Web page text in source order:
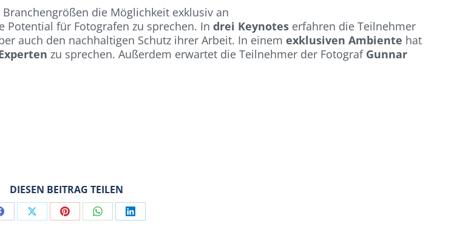
Branchengrößen die Möglichkeit exklusiv an
Potential für Fotografen zu sprechen. Indrei Keynotes erfahren die Teilnehmer
auch den nachhaltigen Schutz ihrer Arbeit. In einemexklusiven Ambiente hat
zu sprechen. Außerdem erwartet die Teilnehmer der Fotograf Gunnar
DIESEN BEITRAG TEILEN
Share Share Share Share